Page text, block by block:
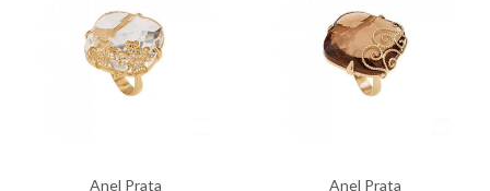
Anel Prata
Anel Prata